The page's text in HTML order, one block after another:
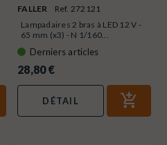
FALLER
Ref. 272121
Lampadaires 2 bras à LED 12 V -
65 mm (x3) - N 1/160...
Derniers articles
28,80 €
DÉTAIL